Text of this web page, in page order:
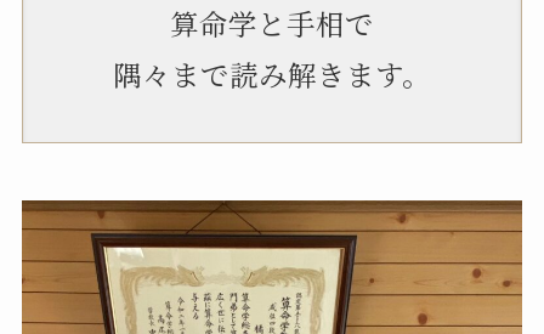
算命学と手相で
隅々まで読み解きます。